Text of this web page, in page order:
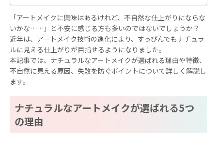
「アートメイクに興味はあるけれど、不自然な仕上がりにならな
いかな……」と不安に感じる方も多いのではないでしょうか？
近年は、アートメイク技術の進化により、すっぴんでもナチュラ
ルに見える仕上がりが目指せるようになりました。
本記事では、ナチュラルなアートメイクが選ばれる理由や特徴、
不自然に見える原因、失敗を防ぐポイントについて詳しく解説し
ます。
ナチュラルなアートメイクが選ばれる5つ
の理由